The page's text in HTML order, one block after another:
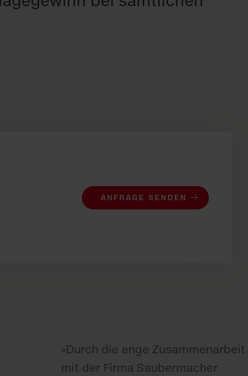
ANFRAGE SENDEN
»Durch die enge Zusammenarbeit
mit der Firma Saubermacher